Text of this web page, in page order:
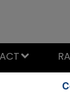
ROBIN